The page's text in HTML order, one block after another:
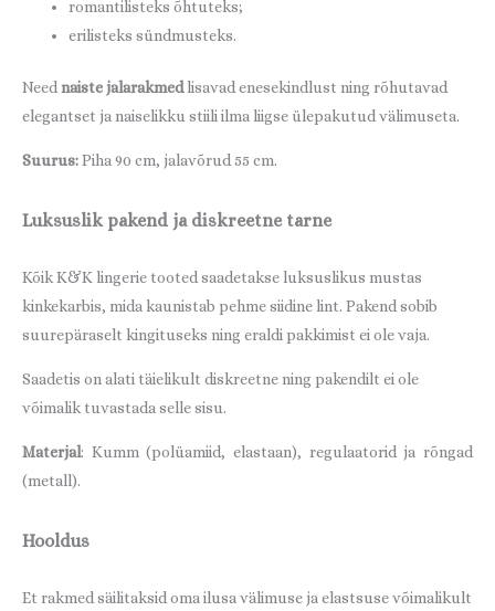
romantilisteks õhtuteks;
erilisteks sündmusteks.
Need naiste jalarakmedlisavad enesekindlust ning rõhutavad
elegantset ja naiselikku stiili ilma liigse ülepakutud välimuseta.
Suurus:Piha 90 cm, jalavõrud 55 cm.
Luksuslik pakend ja diskreetne tarne
Kõik K&K lingerie tooted saadetakse luksuslikus mustas
kinkekarbis, mida kaunistab pehme siidine lint. Pakend sobib
suurepäraselt kingituseks ning eraldi pakkimist ei ole vaja.
Saadetis on alati täielikult diskreetne ning pakendilt ei ole
võimalik tuvastada selle sisu.
Materjal: Kumm (polüamiid, elastaan), regulaatorid ja rõngad
(metall).
Hooldus
Et rakmed säilitaksid oma ilusa välimuse ja elastsuse võimalikult